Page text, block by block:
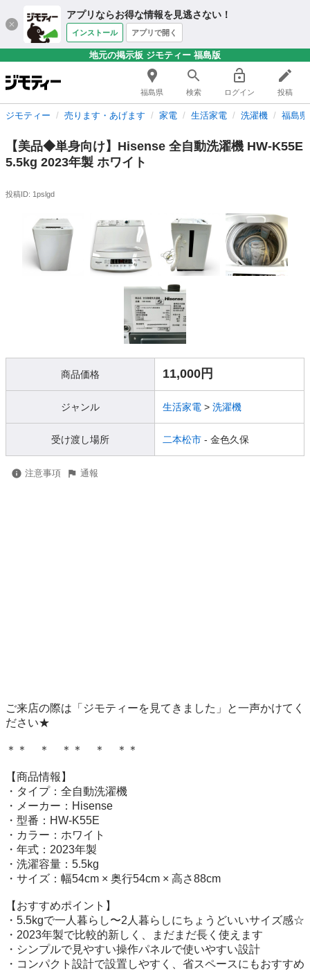
アプリならお得な情報を見逃さない！
インストール アプリで開く
地元の掲示板 ジモティー 福島版
福島県 検索 ログイン 投稿
ジモティー 売ります・あげます 家電 生活家電 洗濯機 福島
【美品◆単身向け】Hisense 全自動洗濯機 HW-K55E
5.5kg 2023年製 ホワイト
投稿ID: 1pslgd
商品価格 11,000円
ジャンル 生活家電 > 洗濯機
受け渡し場所 二本松市 - 金色久保
注意事項 通報
ご来店の際は「ジモティーを見てきました」と一声かけてく
ださい★
＊＊　＊　＊＊　＊　＊＊
【商品情報】
・タイプ：全自動洗濯機
・メーカー：Hisense
・型番：HW-K55E
・カラー：ホワイト
・年式：2023年製
・洗濯容量：5.5kg
・サイズ：幅54cm × 奥行54cm × 高さ88cm
【おすすめポイント】
・5.5kgで一人暮らし〜2人暮らしにちょうどいいサイズ感☆
・2023年製で比較的新しく、まだまだ長く使えます
・シンプルで見やすい操作パネルで使いやすい設計
・コンパクト設計で設置しやすく、省スペースにもおすすめ